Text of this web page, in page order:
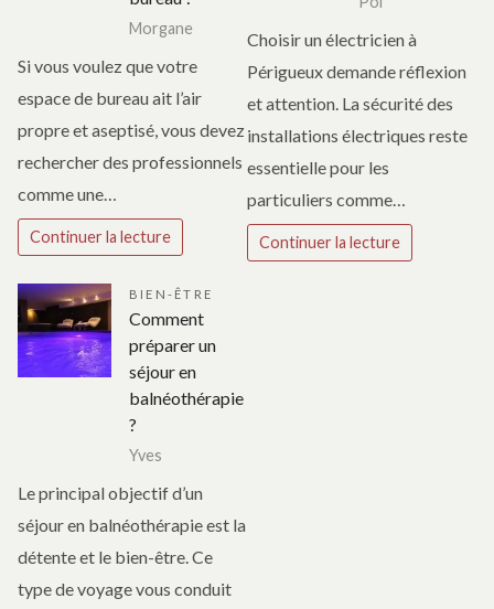
Morgane
Si vous voulez que votre
espace de bureau ait l’air
propre et aseptisé, vous devez
rechercher des professionnels
comme une…
Continuer la lecture
Choisir un électricien à
Périgueux demande réflexion
et attention. La sécurité des
installations électriques reste
essentielle pour les
particuliers comme…
Continuer la lecture
BIEN-ÊTRE
Comment
préparer un
séjour en
balnéothérapie
?
Yves
Le principal objectif d’un
séjour en balnéothérapie est la
détente et le bien-être. Ce
type de voyage vous conduit